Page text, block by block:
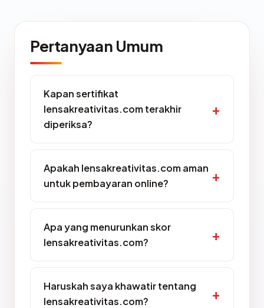
Pertanyaan Umum
Kapan sertifikat
lensakreativitas.com terakhir
diperiksa?
Apakah lensakreativitas.com aman
untuk pembayaran online?
Apa yang menurunkan skor
lensakreativitas.com?
Haruskah saya khawatir tentang
lensakreativitas.com?